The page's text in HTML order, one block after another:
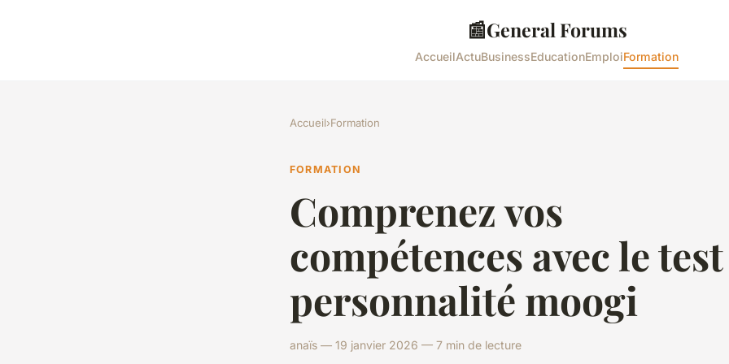
📰General Forums
AccueilActuBusinessEducationEmploiFormation
Accueil›Formation
FORMATION
Comprenez vos
compétences avec le
personnalité moogi
anaïs — 19 janvier 2026 — 7 min de lecture